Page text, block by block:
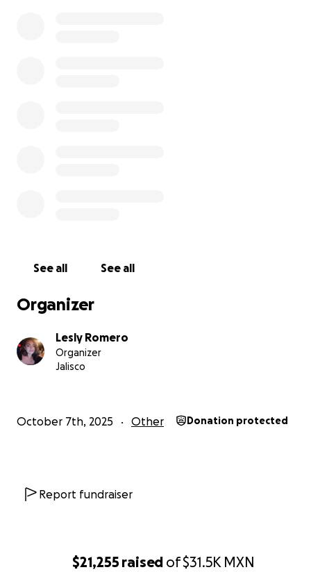
$21,255 raised of$31.5K MXN
See all See all
Organizer
Lesly Romero
Organizer
Jalisco
October 7th, 2025 Other Donation protected
Report fundraiser